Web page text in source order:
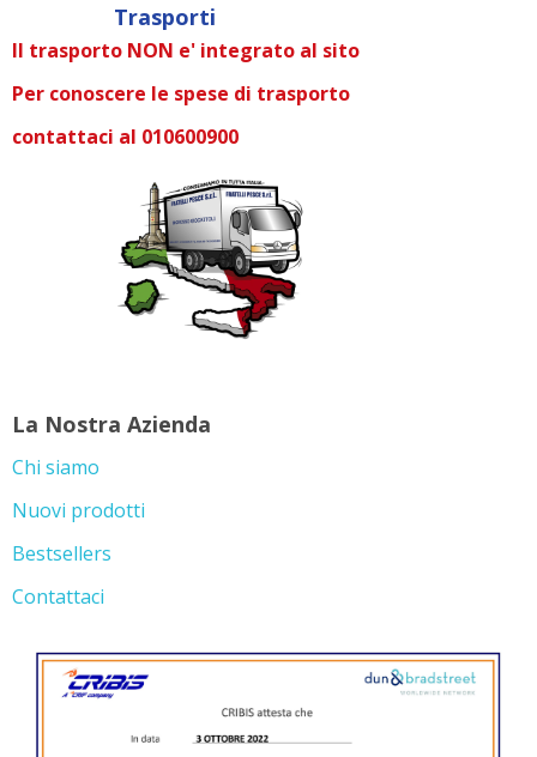
Trasporti
Il trasporto NON e' integrato al sito
Per conoscere le spese di trasporto
contattaci al 010600900
La Nostra Azienda
Chi siamo
Nuovi prodotti
Bestsellers
Contattaci